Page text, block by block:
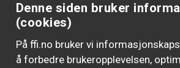
Denne siden bruker
(cookies)
På ffi.no bruker vi
å forbedre brukeropplevelsen,